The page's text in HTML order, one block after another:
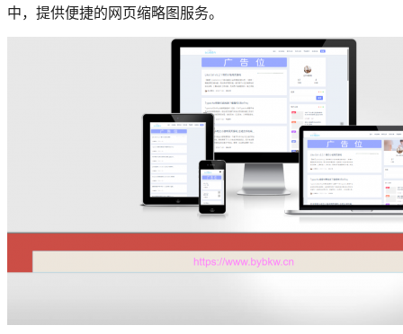
中，提供便捷的网页缩略图服务。